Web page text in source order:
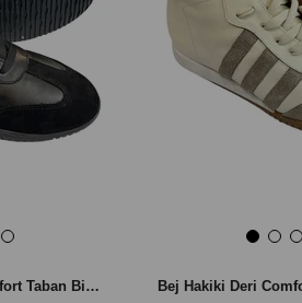
Siyah Hakiki Deri Comfort Taban Bilek Boy Sneaker